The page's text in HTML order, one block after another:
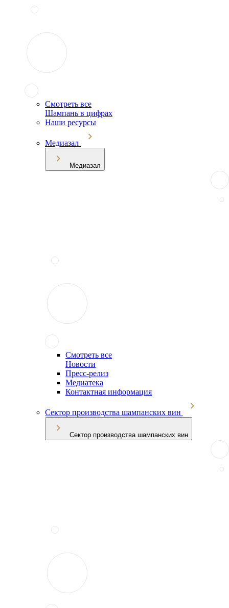
Смотреть все
Шампань в цифрах
Наши ресурсы
Медиазал
Медиазал
Смотреть все
Новости
Пресс-релиз
Медиатека
Контактная информация
Сектор производства шампанских вин
Сектор производства шампанских вин